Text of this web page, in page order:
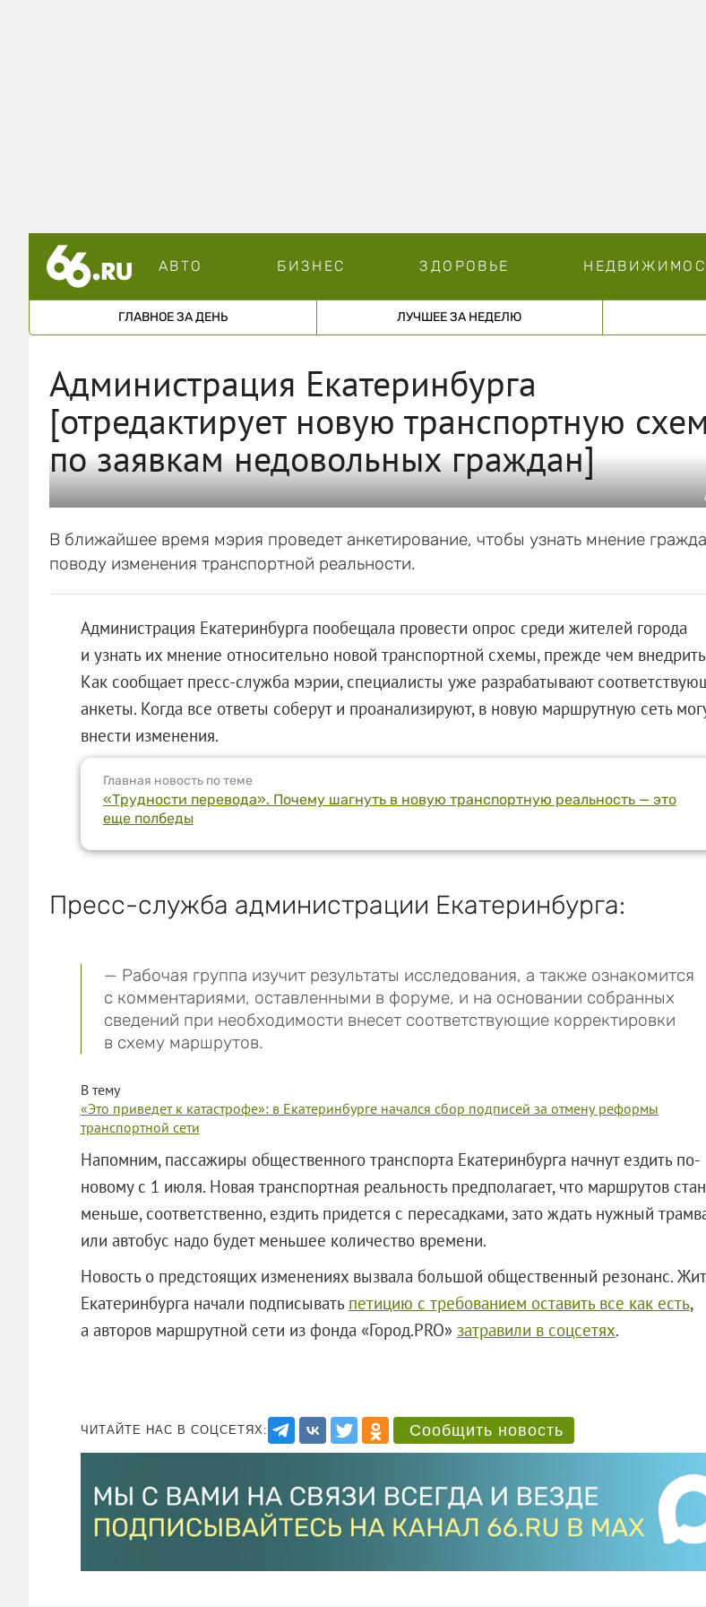
АВТО БИЗНЕС ЗДОРОВЬЕ
ГЛАВНОЕ ЗА ДЕНЬ ЛУЧШЕЕ ЗА НЕДЕЛЮ
Администрация Екатеринбурга
[отредактирует новую транспортную
по заявкам недовольных граждан]
В ближайшее время мэрия проведет анкетирование, чтобы узнать мнение
поводу изменения транспортной реальности.
Администрация Екатеринбурга пообещала провести опрос среди жителей города
и узнать их мнение относительно новой транспортной схемы, прежде чем
Как сообщает пресс-служба мэрии, специалисты уже разрабатывают
анкеты. Когда все ответы соберут и проанализируют, в новую маршрутную сеть
внести изменения.
Главная новость по теме
«Трудности перевода». Почему шагнуть в новую транспортную реальность — это
еще полбеды
Пресс-служба администрации Екатеринбурга:
— Рабочая группа изучит результаты исследования, а также ознакомится
с комментариями, оставленными в форуме, и на основании собранных
сведений при необходимости внесет соответствующие корректировки
в схему маршрутов.
В тему
«Это приведет к катастрофе»: в Екатеринбурге начался сбор подписей за отмену реформы
транспортной сети
Напомним, пассажиры общественного транспорта Екатеринбурга начнут ездить по-
новому с 1 июля. Новая транспортная реальность предполагает, что маршрутов
меньше, соответственно, ездить придется с пересадками, зато ждать нужный
или автобус надо будет меньшее количество времени.
Новость о предстоящих изменениях вызвала большой общественный резонанс.
Екатеринбурга начали подписывать петицию с требованием оставить все как есть,
а авторов маршрутной сети из фонда «Город.PRO» затравили в соцсетях.
ЧИТАЙТЕ НАС В СОЦСЕТЯХ: Сообщить новость